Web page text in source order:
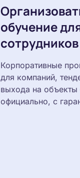
обучение
сотрудников
Корпоративные
для компаний,
выхода на
официально, с